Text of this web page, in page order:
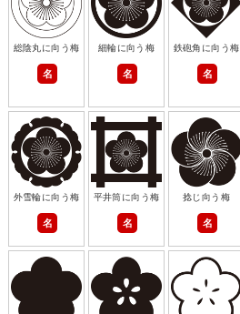
総陰丸に向う梅
名
細輪に向う梅
名
鉄砲角に向う梅
名
外雪輪に向う梅
名
平井筒に向う梅
名
捻じ向う梅
名